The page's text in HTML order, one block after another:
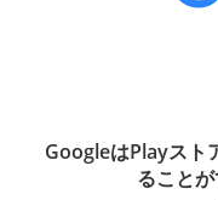
GoogleはPlayスト
ること